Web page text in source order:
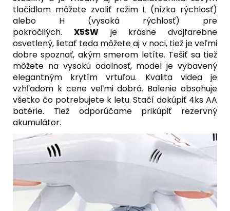
tlačidlom môžete zvoliť režim L (nízka rýchlosť)
alebo H (vysoká rýchlosť) pre
pokročilých. X5SWje krásne dvojfarebne
osvetlený, lietať teda môžete aj v noci, tiež je veľmi
dobre spoznať, akým smerom letíte. Tešiť sa tiež
môžete na vysokú odolnosť, model je vybavený
elegantným krytím vrtuľou. Kvalita videa je
vzhľadom k cene veľmi dobrá. Balenie obsahuje
všetko čo potrebujete k letu. Stačí dokúpiť 4ks AA
batérie. Tiež odporúčame prikúpiť rezervný
akumulátor.